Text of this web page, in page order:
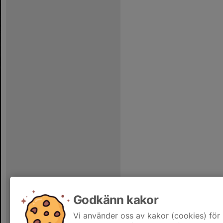
Godkänn kakor
Vi använder oss av kakor (cookies)